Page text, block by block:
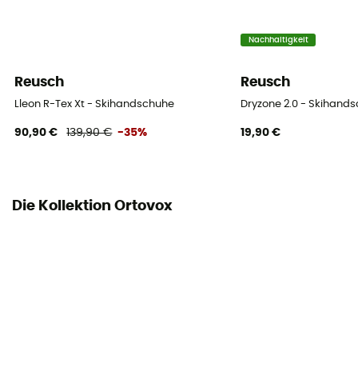
Touchscreen kompatibel
Reusch
Lleon R-Tex Xt - Skihandschuhe
90,90 € 139,90 € -35%
Nachhaltigkeit
Reusch
Dryzone 2.0 -
19,90 €
Die Kollektion Ortovox